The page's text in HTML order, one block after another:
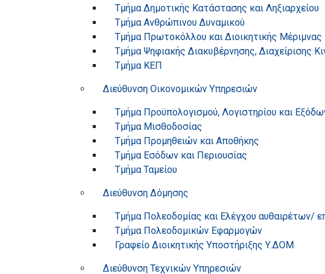
Τμήμα Δημοτικής Κατάστασης και Ληξιαρχείου
Τμήμα Ανθρώπινου Δυναμικού
Τμήμα Πρωτοκόλλου και Διοικητικής Μέριμνας
Τμήμα Ψηφιακής Διακυβέρνησης, Διαχείρισης
Τμήμα ΚΕΠ
Διεύθυνση Οικονομικών Υπηρεσιών
Τμήμα Προϋπολογισμού, Λογιστηρίου και
Τμήμα Μισθοδοσίας
Τμήμα Προμηθειών και Αποθήκης
Τμήμα Εσόδων και Περιουσίας
Τμήμα Ταμείου
Διεύθυνση Δόμησης
Τμήμα Πολεοδομίας και Ελέγχου αυθαιρέτων/
Τμήμα Πολεοδομικών Εφαρμογών
Γραφείο Διοικητικής Υποστήριξης Υ.ΔΟΜ
Διεύθυνση Τεχνικών Υπηρεσιών